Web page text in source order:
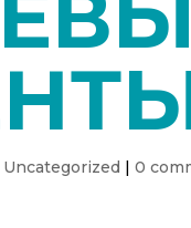
Uncategorized |0